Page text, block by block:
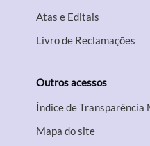
Atas e Editais
Livro de Reclamações
Outros acessos
Índice de Transparência
Mapa do site